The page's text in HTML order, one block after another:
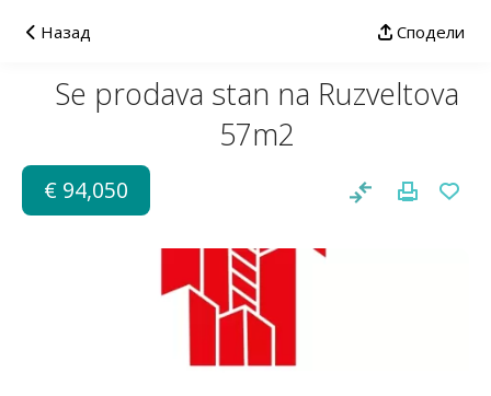
Назад Сподели
Se prodava stan na Ruzveltova
57m2
€ 94,050